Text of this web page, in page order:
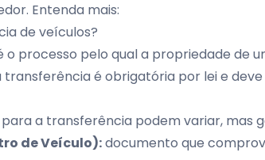
Entenda mais:
de veículos?
processo pelo qual a propriedade de
transferência é obrigatória por lei e
a transferência podem variar, mas
de Veículo):documento que